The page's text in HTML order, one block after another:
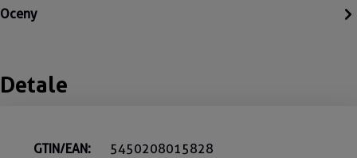
Oceny
Detale
GTIN/EAN: 5450208015828